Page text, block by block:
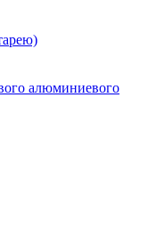
алюминиевого